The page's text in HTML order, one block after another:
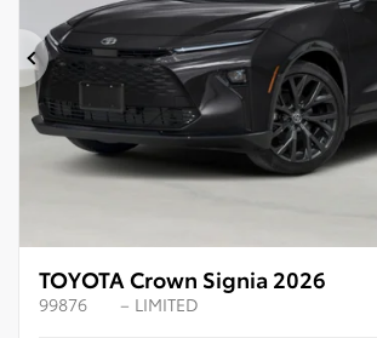
Précédent
TOYOTA Crown Signia 2026
99876 – LIMITED